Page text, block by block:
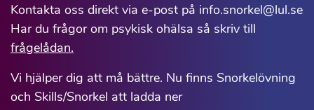
Kontakta oss direkt via e-post på info.snorkel@lul.se
Har du frågor om psykisk ohälsa så skriv till
frågelådan.
Vi hjälper dig att må bättre. Nu finns Snorkelövning
och Skills/Snorkel att ladda ner